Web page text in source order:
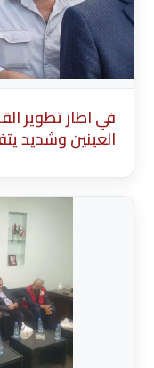
في اطار تطوير
العينين وشديد
in news
Arabic
0/200 characters